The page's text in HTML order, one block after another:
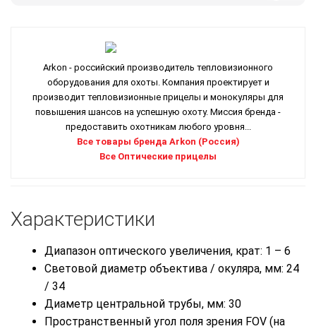
Arkon - российский производитель тепловизионного
оборудования для охоты. Компания проектирует и
производит тепловизионные прицелы и монокуляры для
повышения шансов на успешную охоту. Миссия бренда -
предоставить охотникам любого уровня...
Все товары бренда Arkon (Россия)
Все Оптические прицелы
Характеристики
Диапазон оптического увеличения, крат: 1 – 6
Световой диаметр объектива / окуляра, мм: 24
/ 34
Диаметр центральной трубы, мм: 30
Пространственный угол поля зрения FOV (на